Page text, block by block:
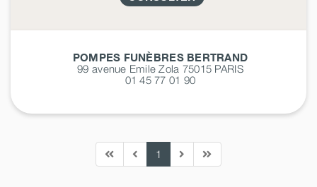
POMPES FUNÈBRES BERTRAND
99 avenue Emile Zola 75015 PARIS
01 45 77 01 90
1